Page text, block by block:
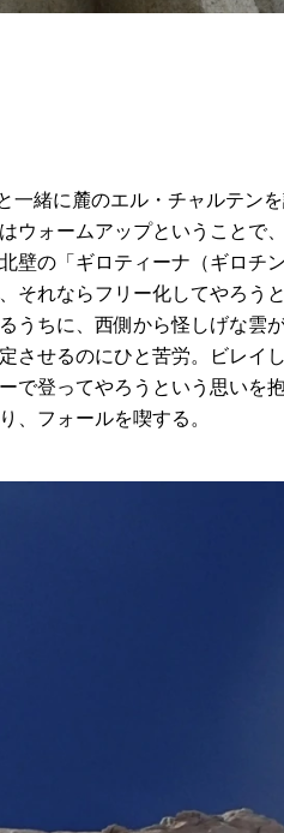
緒に麓のエル・チャルテンを
ウォームアップということで
の「ギロティーナ（ギロチン
それならフリー化してやろう
うちに、西側から怪しげな雲
させるのにひと苦労。ビレイ
で登ってやろうという思いを
フォールを喫する。